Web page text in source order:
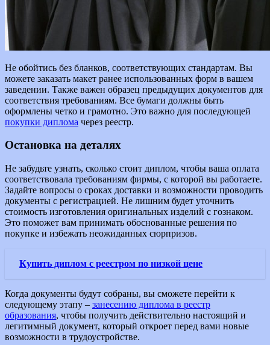
Не обойтись без бланков, соответствующих стандартам. Вы
можете заказать макет ранее использованных форм в вашем
заведении. Также важен образец предыдущих документов для
соответствия требованиям. Все бумаги должны быть
оформлены четко и грамотно. Это важно для последующей
покупки диплома через реестр.
Остановка на деталях
Не забудьте узнать, сколько стоит диплом, чтобы ваша оплата
соответствовала требованиям фирмы, с которой вы работаете.
Задайте вопросы о сроках доставки и возможности проводить
документы с регистрацией. Не лишним будет уточнить
стоимость изготовления оригинальных изделий с гознаком.
Это поможет вам принимать обоснованные решения по
покупке и избежать неожиданных сюрпризов.
Купить диплом с реестром по низкой цене
Когда документы будут собраны, вы сможете перейти к
следующему этапу – занесению диплома в реестр
образования, чтобы получить действительно настоящий и
легитимный документ, который откроет перед вами новые
возможности в трудоустройстве.